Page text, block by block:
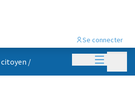
Menu
Se connecter
/